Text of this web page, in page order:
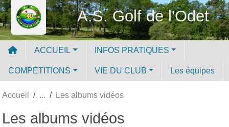
A.S. Golf de l'Odet
ACCUEIL INFOS PRATIQUES
COMPÉTITIONS VIE DU CLUB Les équipes
Accueil Les albums vidéos
Les albums vidéos
Panneau de gestion des cookies